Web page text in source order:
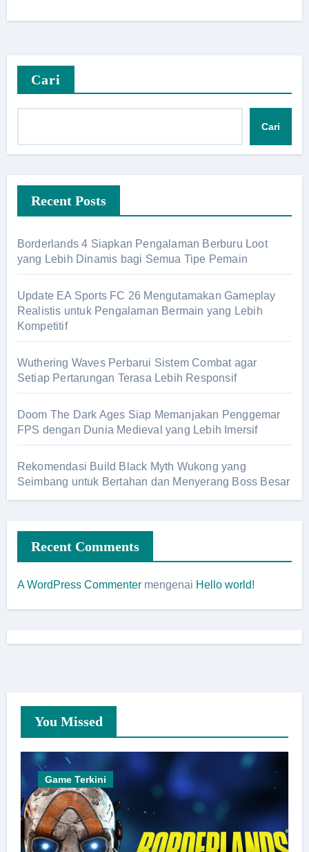
Cari
Cari
Recent Posts
Borderlands 4 Siapkan Pengalaman Berburu Loot
yang Lebih Dinamis bagi Semua Tipe Pemain
Update EA Sports FC 26 Mengutamakan Gameplay
Realistis untuk Pengalaman Bermain yang Lebih
Kompetitif
Wuthering Waves Perbarui Sistem Combat agar
Setiap Pertarungan Terasa Lebih Responsif
Doom The Dark Ages Siap Memanjakan Penggemar
FPS dengan Dunia Medieval yang Lebih Imersif
Rekomendasi Build Black Myth Wukong yang
Seimbang untuk Bertahan dan Menyerang Boss Besar
Recent Comments
A WordPress Commentermengenai Hello world!
You Missed
Game Terkini